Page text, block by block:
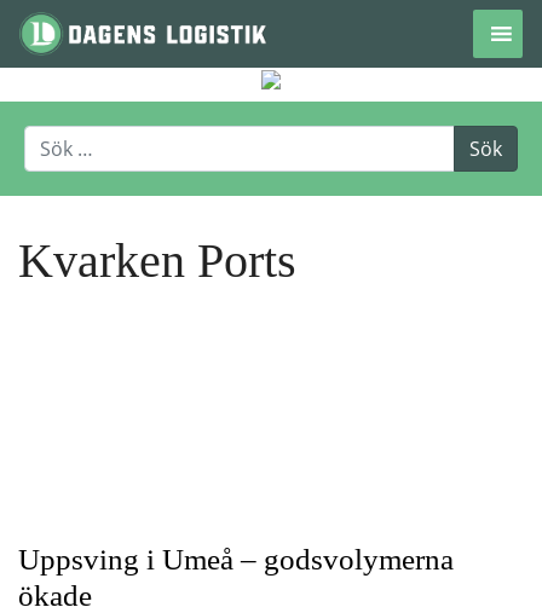
Hoppa till innehåll
Kvarken Ports
Uppsving i Umeå – godsvolymerna
ökade